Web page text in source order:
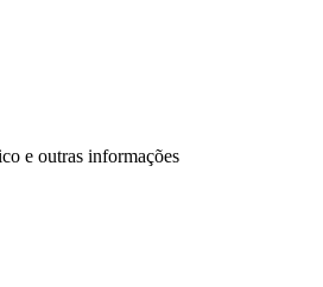
e outras informações